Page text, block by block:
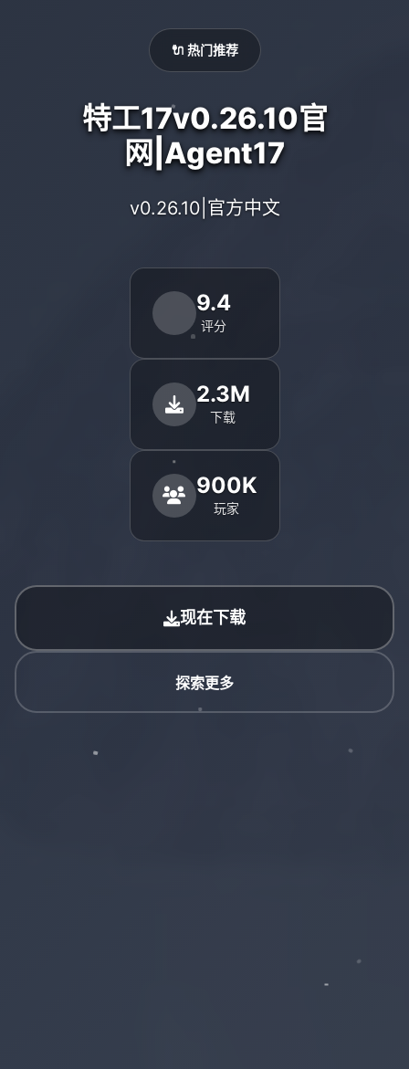
🔌 热门推荐
特工17v0.26.10官
网|Agent17
v0.26.10|官方中文
9.4
评分
2.3M
下载
900K
玩家
现在下载
探索更多